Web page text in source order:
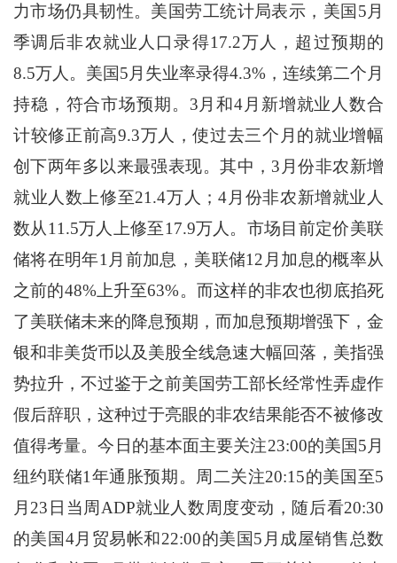
力市场仍具韧性。美国劳工统计局表示，美国5月
季调后非农就业人口录得17.2万人，超过预期的
8.5万人。美国5月失业率录得4.3%，连续第二个月
持稳，符合市场预期。3月和4月新增就业人数合
计较修正前高9.3万人，使过去三个月的就业增幅
创下两年多以来最强表现。其中，3月份非农新增
就业人数上修至21.4万人；4月份非农新增就业人
数从11.5万人上修至17.9万人。市场目前定价美联
储将在明年1月前加息，美联储12月加息的概率从
之前的48%上升至63%。而这样的非农也彻底掐死
了美联储未来的降息预期，而加息预期增强下，金
银和非美货币以及美股全线急速大幅回落，美指强
势拉升，不过鉴于之前美国劳工部长经常性弄虚作
假后辞职，这种过于亮眼的非农结果能否不被修改
值得考量。今日的基本面主要关注23:00的美国5月
纽约联储1年通胀预期。周二关注20:15的美国至5
月23日当周ADP就业人数周度变动，随后看20:30
的美国4月贸易帐和22:00的美国5月成屋销售总数